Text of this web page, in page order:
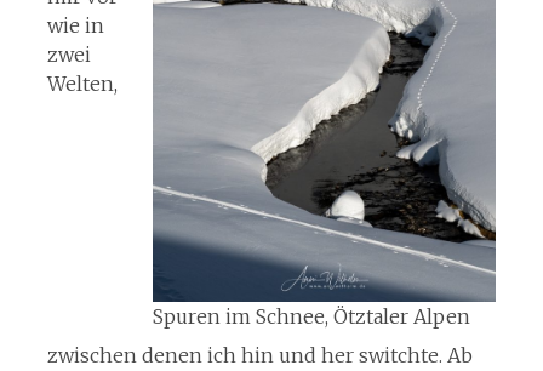
Spuren im Schnee, Ötztaler Alpen
wie in
zwei
Welten,
zwischen denen ich hin und her switchte. Ab